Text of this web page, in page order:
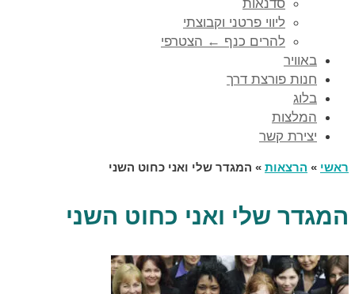
סדנאות
ליווי פרטני וקבוצתי
להרים כנף ← הצטרפי
באוויר
חנות פורצת דרך
בלוג
המלצות
יצירת קשר
ראשי » הרצאות » המגדר שלי ואני כחוט השני
המגדר שלי ואני כחוט השני